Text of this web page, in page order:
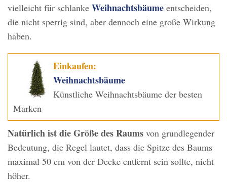
vielleicht für schlanke Weihnachtsbäume entscheiden,
die nicht sperrig sind, aber dennoch eine große Wirkung
haben.
Einkaufen:
Weihnachtsbäume
Künstliche Weihnachtsbäume der besten
Marken
Natürlich ist die Größe des Raums von grundlegender
Bedeutung, die Regel lautet, dass die Spitze des Baums
maximal 50 cm von der Decke entfernt sein sollte, nicht
höher.